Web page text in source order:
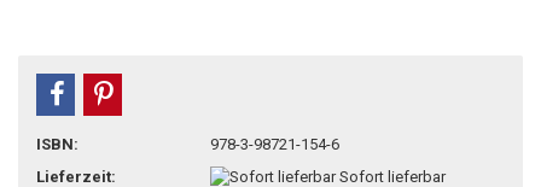
teilen
ISBN:
978-3-98721-154-6
Lieferzeit:
Sofort lieferbar